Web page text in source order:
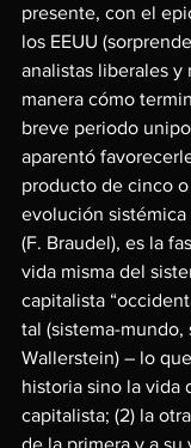
presente, con el
los EEUU
analistas liberales y
manera cómo
breve periodo
aparentó
producto de cinco
evolución sistémica
(F. Braudel), es la
vida misma del
capitalista
tal (sistema-mundo,
Wallerstein) – lo
historia sino la vida
capitalista; (2) la
de la primera y a su